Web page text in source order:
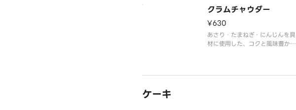
クラムチャウダー
¥630
あさり・たまねぎ・にんじんを具
材に使用した、コクと風味豊かな
ケーキ